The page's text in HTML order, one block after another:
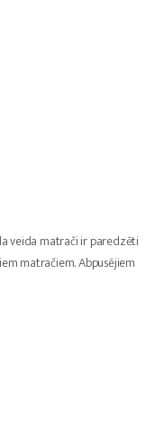
veida matrači ir paredzēti
matračiem. Abpusējiem